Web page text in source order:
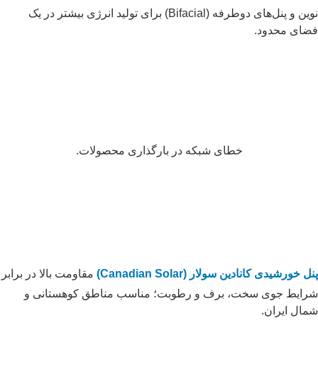
نوین و پنل‌های دوطرفه (Bifacial) برای تولید انرژی بیشتر در یک
فضای محدود.
خطای شبکه در بارگذاری محصولات.
پنل خورشیدی کانادین سولار (Canadian Solar)
مقاومت بالا در برابر
شرایط جوی سخت، برف و رطوبت؛ مناسب مناطق کوهستانی و
شمال ایران.